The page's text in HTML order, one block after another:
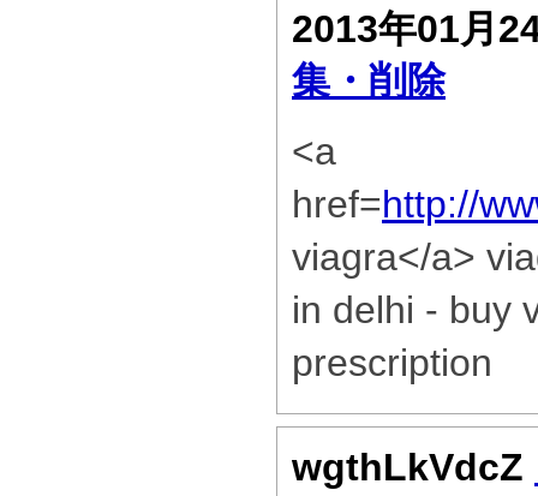
2013年01月
集・削除
<a
href=http://
viagra</a>
in delhi - buy
prescription
wgthLkVdcZ